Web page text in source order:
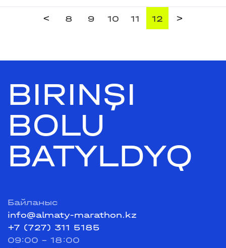
< 8 9 10 11 12 >
BIRINŞI
BOLU
BATYLDYQ
Байланыс
info@almaty-marathon.kz
+7 (727) 311 5185
09:00 - 18:00